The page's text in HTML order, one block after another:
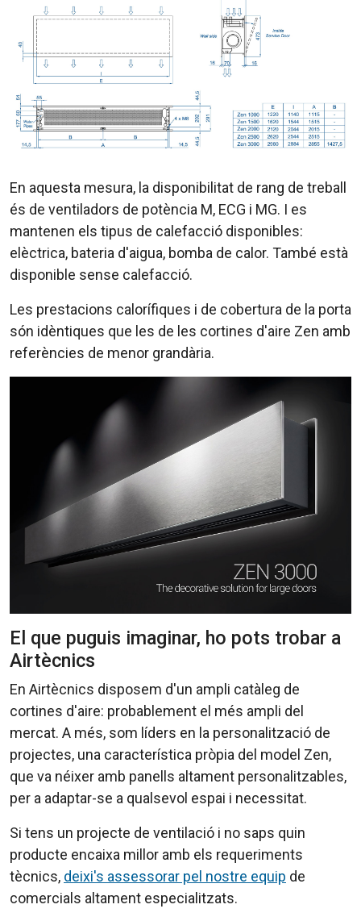
En aquesta mesura, la disponibilitat de rang de treball
és de ventiladors de potència M, ECG i MG. I es
mantenen els tipus de calefacció disponibles:
elèctrica, bateria d'aigua, bomba de calor. També està
disponible sense calefacció.
Les prestacions calorífiques i de cobertura de la porta
són idèntiques que les de les cortines d'aire Zen amb
referències de menor grandària.
El que puguis imaginar, ho pots trobar a
Airtècnics
En Airtècnics disposem d'un ampli catàleg de
cortines d'aire: probablement el més ampli del
mercat. A més, som líders en la personalització de
projectes, una característica pròpia del model Zen,
que va néixer amb panells altament personalitzables,
per a adaptar-se a qualsevol espai i necessitat.
Si tens un projecte de ventilació i no saps quin
producte encaixa millor amb els requeriments
tècnics, deixi's assessorar pel nostre equip de
comercials altament especialitzats.